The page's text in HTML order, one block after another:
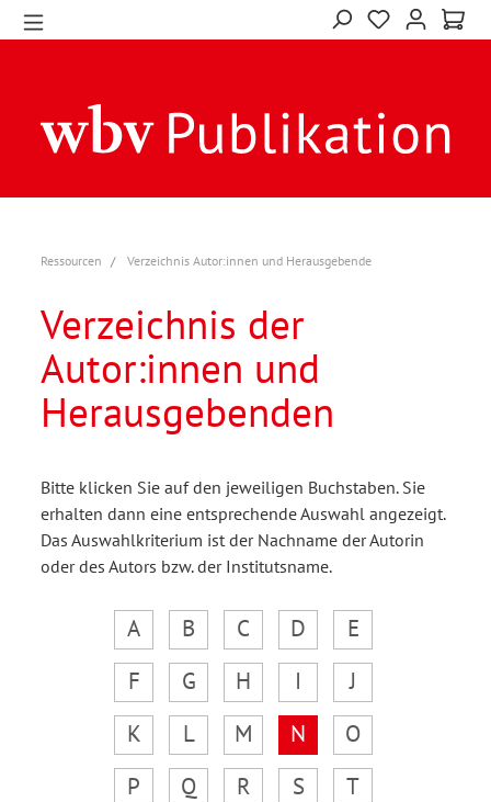
Ressourcen Verzeichnis Autor:innen und Herausgebende
Verzeichnis der
Autor:innen und
Herausgebenden
Bitte klicken Sie auf den jeweiligen Buchstaben. Sie
erhalten dann eine entsprechende Auswahl angezeigt.
Das Auswahlkriterium ist der Nachname der Autorin
oder des Autors bzw. der Institutsname.
A B C D
E
F
G H I
J
K
L M N
O
P
Q R S
T